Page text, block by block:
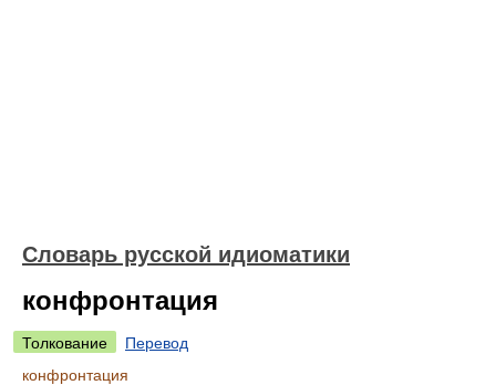
Словарь русской идиоматики
конфронтация
Толкование
Перевод
конфронтация